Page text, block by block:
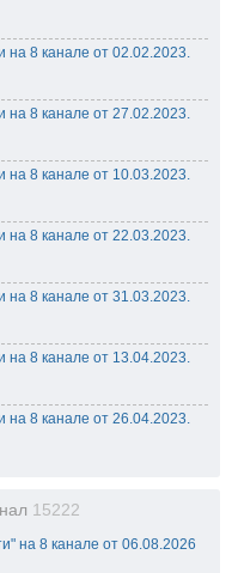
на 8 канале от 02.02.2023.
на 8 канале от 27.02.2023.
на 8 канале от 10.03.2023.
на 8 канале от 22.03.2023.
на 8 канале от 31.03.2023.
на 8 канале от 13.04.2023.
на 8 канале от 26.04.2023.
15222
на 8 канале от 06.08.2026